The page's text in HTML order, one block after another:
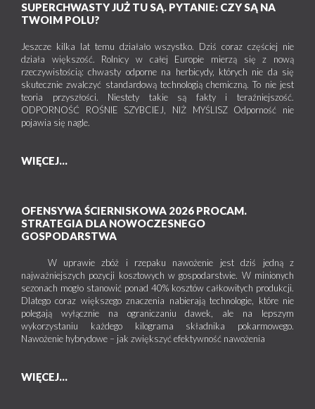
SUPERCHWASTY JUŻ TU SĄ. PYTANIE: CZY SĄ NA
TWOIM POLU?
Jeszcze kilka lat temu działało wszystko. Dziś coraz częściej nie
działa większość. Rolnicy w całej Europie mierzą się z nową
rzeczywistością: chwasty odporne na herbicydy, których nie da się
skutecznie zwalczyć standardową technologią chemiczną. To nie jest
teoria przyszłości. Niestety takie są fakty i teraźniejszość.
ODPORNOŚĆ ROŚNIE SZYBCIEJ, NIŻ MYŚLISZ Odporność nie
pojawia się nagle.
WIĘCEJ...
OFENSYWA ŚCIERNISKOWA 2026 PROCAM.
STRATEGIA DLA NOWOCZESNEGO
GOSPODARSTWA
W uprawie zbóż i rzepaku nawożenie jest dziś jedną z
najważniejszych pozycji kosztowych w gospodarstwie. W minionych
sezonach mogło stanowić ponad 40% kosztów całkowitych produkcji.
Dlatego coraz większego znaczenia nabierają technologie, które nie
polegają wyłącznie na ograniczaniu dawek, ale na lepszym
wykorzystaniu każdego kilograma składnika pokarmowego.
Nawożenie hybrydowe – jak zwiększyć efektywność nawożenia
WIĘCEJ...